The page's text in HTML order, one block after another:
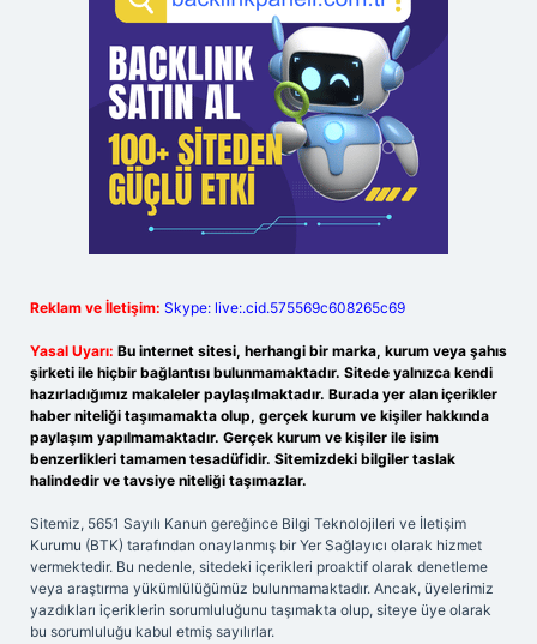
Reklam ve İletişim: Skype: live:.cid.575569c608265c69
Yasal Uyarı: Bu internet sitesi, herhangi bir marka, kurum veya şahıs
şirketi ile hiçbir bağlantısı bulunmamaktadır. Sitede yalnızca kendi
hazırladığımız makaleler paylaşılmaktadır. Burada yer alan içerikler
haber niteliği taşımamakta olup, gerçek kurum ve kişiler hakkında
paylaşım yapılmamaktadır. Gerçek kurum ve kişiler ile isim
benzerlikleri tamamen tesadüfidir. Sitemizdeki bilgiler taslak
halindedir ve tavsiye niteliği taşımazlar.
Sitemiz, 5651 Sayılı Kanun gereğince Bilgi Teknolojileri ve İletişim
Kurumu (BTK) tarafından onaylanmış bir Yer Sağlayıcı olarak hizmet
vermektedir. Bu nedenle, sitedeki içerikleri proaktif olarak denetleme
veya araştırma yükümlülüğümüz bulunmamaktadır. Ancak, üyelerimiz
yazdıkları içeriklerin sorumluluğunu taşımakta olup, siteye üye olarak
bu sorumluluğu kabul etmiş sayılırlar.